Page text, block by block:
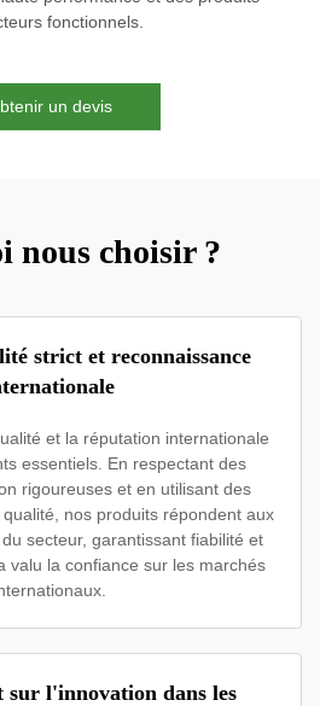
fonctionnels.
un devis
nous choisir ?
strict et reconnaissance
et la réputation internationale
essentiels. En respectant des
rigoureuses et en utilisant des
nos produits répondent aux
secteur, garantissant fiabilité et
valu la confiance sur les marchés
sur l'innovation dans les